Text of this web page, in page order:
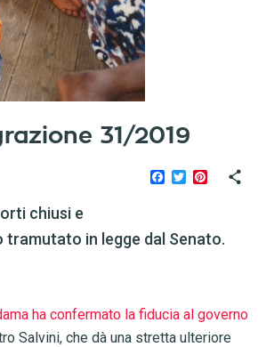
31/2019
Facebook
TwitterPinterest
chiusi e
in legge dal Senato.
ha confermato la fiducia al governo
Salvini, che dà una stretta ulteriore